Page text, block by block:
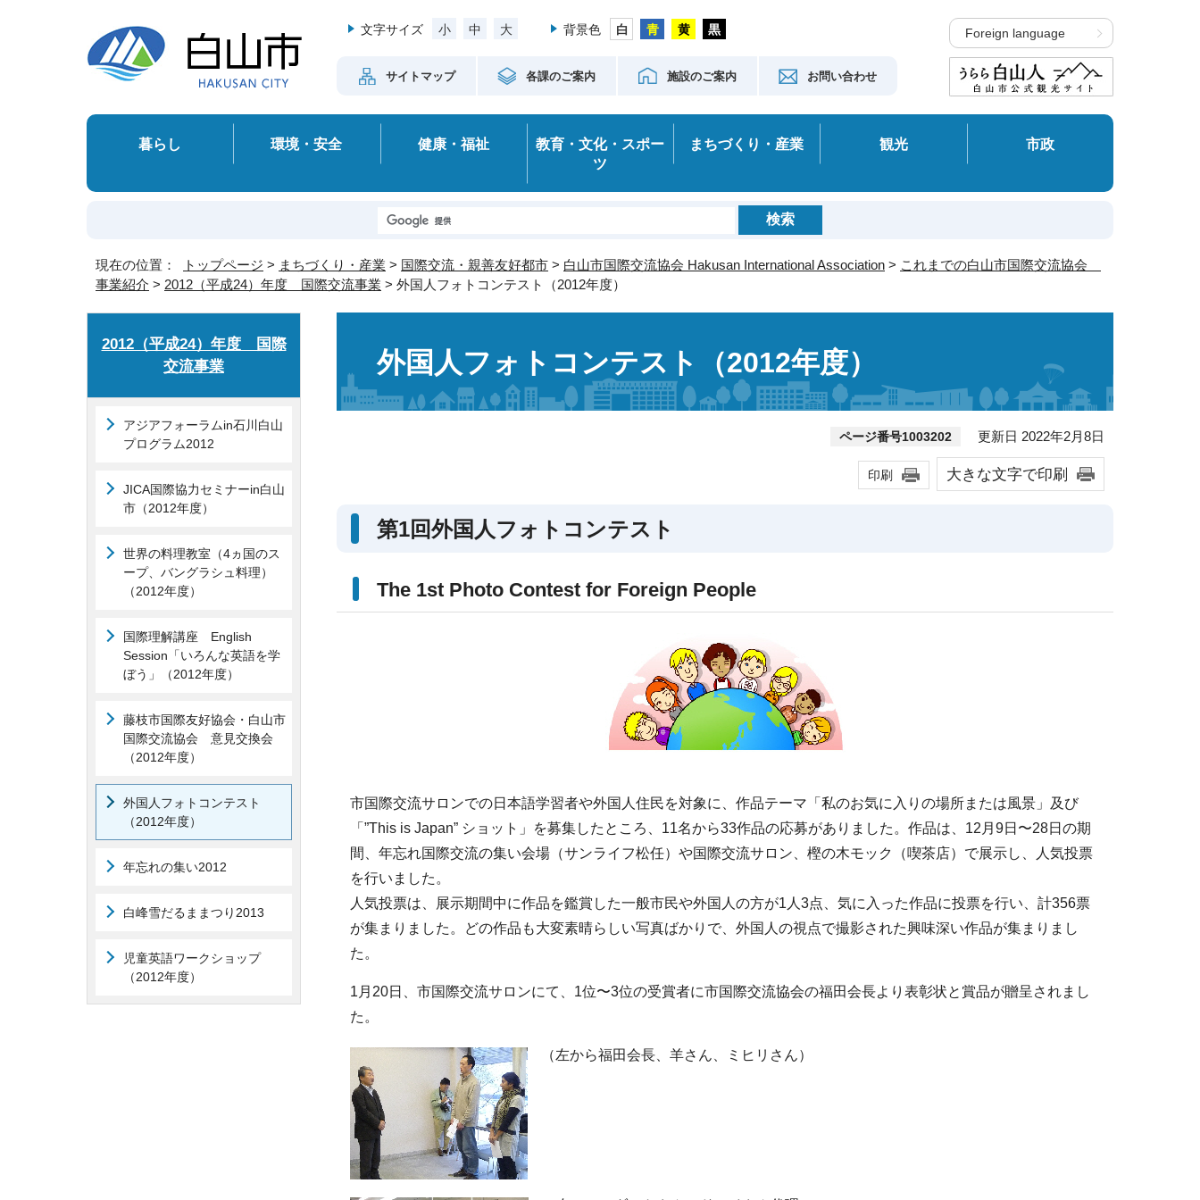
文字サイズ 小 中 大 背景色
サイトマップ 各課のご案内 施設のご案内 お問い合わせ
Foreign language
暮らし 環境・安全 健康・福祉
教育・文化・スポー
ツ
まちづくり・産業 観光 市政
現在の位置： トップページ > まちづくり・産業 > 国際交流・親善友好都市 > 白山市国際交流協会 Hakusan International Association > これまでの白山市国際交流協会
事業紹介 > 2012（平成24）年度 国際交流事業 > 外国人フォトコンテスト（2012年度）
外国人フォトコンテスト（2012年度）
ページ番号1003202 更新日 2022年2月8日
印刷 大きな文字で印刷
第1回外国人フォトコンテスト
The 1st Photo Contest for Foreign People
市国際交流サロンでの日本語学習者や外国人住民を対象に、作品テーマ「私のお気に入りの場所または風景」及び
「”This is Japan” ショット」を募集したところ、11名から33作品の応募がありました。作品は、12月9日〜28日の期
間、年忘れ国際交流の集い会場（サンライフ松任）や国際交流サロン、樫の木モック（喫茶店）で展示し、人気投票
を行いました。
人気投票は、展示期間中に作品を鑑賞した一般市民や外国人の方が1人3点、気に入った作品に投票を行い、計356票
が集まりました。どの作品も大変素晴らしい写真ばかりで、外国人の視点で撮影された興味深い作品が集まりまし
た。
1月20日、市国際交流サロンにて、1位〜3位の受賞者に市国際交流協会の福田会長より表彰状と賞品が贈呈されまし
た。
（左から福田会長、羊さん、ミヒリさん）
2012（平成24）年度 国際
交流事業
アジアフォーラムin石川白山
プログラム2012
JICA国際協力セミナーin白山
市（2012年度）
世界の料理教室（4ヵ国のス
ープ、バングラシュ料理）
（2012年度）
国際理解講座 English
Session 「いろんな英語を学
ぼう」（2012年度）
藤枝市国際友好協会・白山市
国際交流協会 意見交換会
（2012年度）
外国人フォトコンテスト
（2012年度）
年忘れの集い2012
白峰雪だるままつり2013
児童英語ワークショップ
（2012年度）